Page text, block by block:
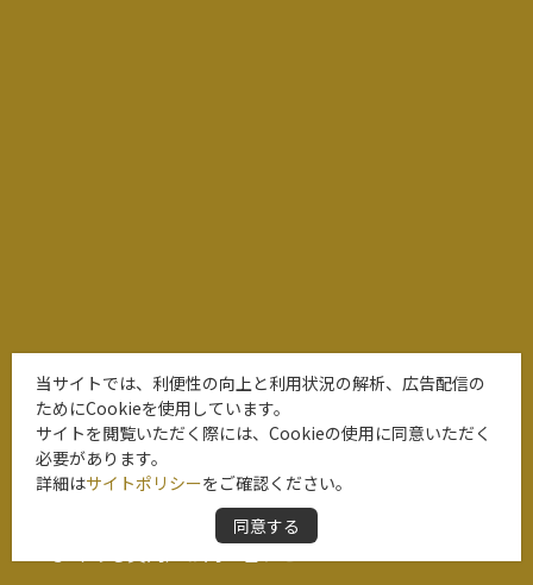
当サイトと協会について
当サイトでは、利便性の向上と利用状況の解析、広告配信の
ためにCookieを使用しています。
サイトを閲覧いただく際には、Cookieの使用に同意いただく
必要があります。
詳細はサイトポリシーをご確認ください。
同意する